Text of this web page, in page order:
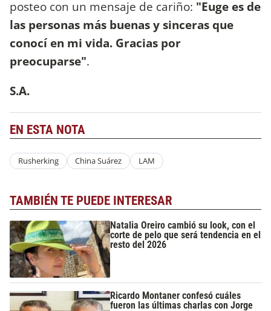
posteo con un mensaje de cariño: "Euge es de
las personas más buenas y sinceras que
conocí en mi vida. Gracias por
preocuparse".
S.A.
EN ESTA NOTA
Rusherking China Suárez LAM
TAMBIÉN TE PUEDE INTERESAR
Natalia Oreiro cambió su look, con el
corte de pelo que será tendencia en el
resto del 2026
Ricardo Montaner confesó cuáles
fueron las últimas charlas con Jorge